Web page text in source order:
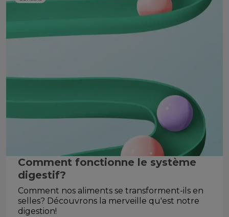
Comment fonctionne le système
digestif?
Comment nos aliments se transforment-ils en
selles? Découvrons la merveille qu'est notre
digestion!